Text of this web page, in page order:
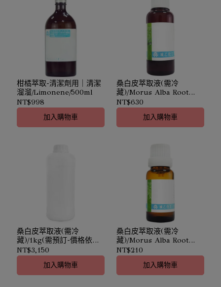
柑橘萃取-清潔劑用｜清潔
溜溜/Limonene/500ml
NT$998
加入購物車
桑白皮萃取液(需冷
藏)/Morus Alba Root
Ext./100ml｜改善暗沉
NT$630
加入購物車
桑白皮萃取液(需冷
藏)/1kg(需預訂-價格依實
際採購時價確認)｜Morus
Alba Root Ext.｜改善暗沉
NT$3,150
加入購物車
桑白皮萃取液(需冷
藏)/Morus Alba Root
Ext./20ml｜改善暗沉
NT$210
加入購物車